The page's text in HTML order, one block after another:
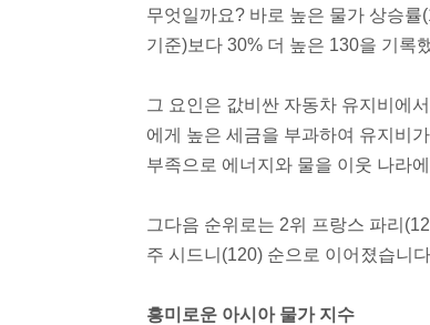
무엇일까요? 바로 높은 물가 상승
기준)보다 30% 더 높은 130을 기록
그 요인은 값비싼 자동차 유지비에
에게 높은 세금을 부과하여 유지비
부족으로 에너지와 물을 이웃 나라
그다음 순위로는 2위 프랑스 파리
주 시드니(120) 순으로 이어졌습니
흥미로운 아시아 물가 지수